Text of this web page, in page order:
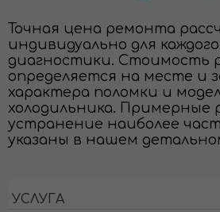
Точная цена ремонта
индивидуально для
диагностики. Стоимость
определяется на месте и
характера поломки и
холодильника. Примерные
устранение наиболее
указаны в нашем
УСЛУГА